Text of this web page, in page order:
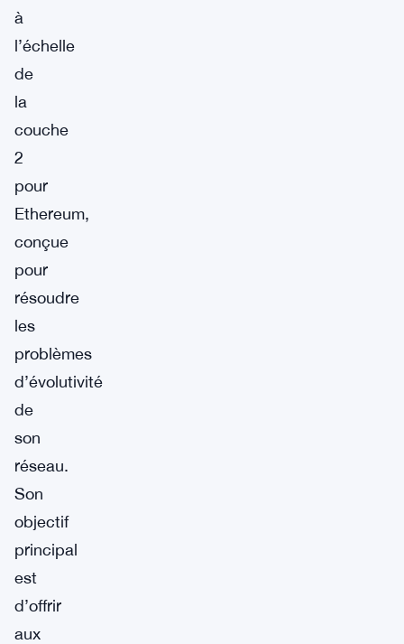
à
l’échelle
de
la
couche
2
pour
Ethereum,
conçue
pour
résoudre
les
problèmes
d’évolutivité
de
son
réseau.
Son
objectif
principal
est
d’offrir
aux